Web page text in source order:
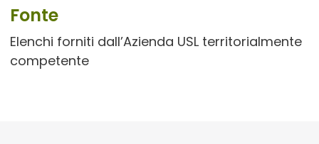
Fonte
Elenchi forniti dall’Azienda USL territorialmente
competente